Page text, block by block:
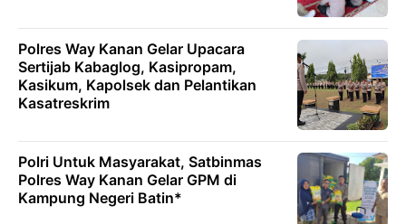
Polres Way Kanan Gelar Upacara
Sertijab Kabaglog, Kasipropam,
Kasikum, Kapolsek dan Pelantikan
Kasatreskrim
Polri Untuk Masyarakat, Satbinmas
Polres Way Kanan Gelar GPM di
Kampung Negeri Batin*